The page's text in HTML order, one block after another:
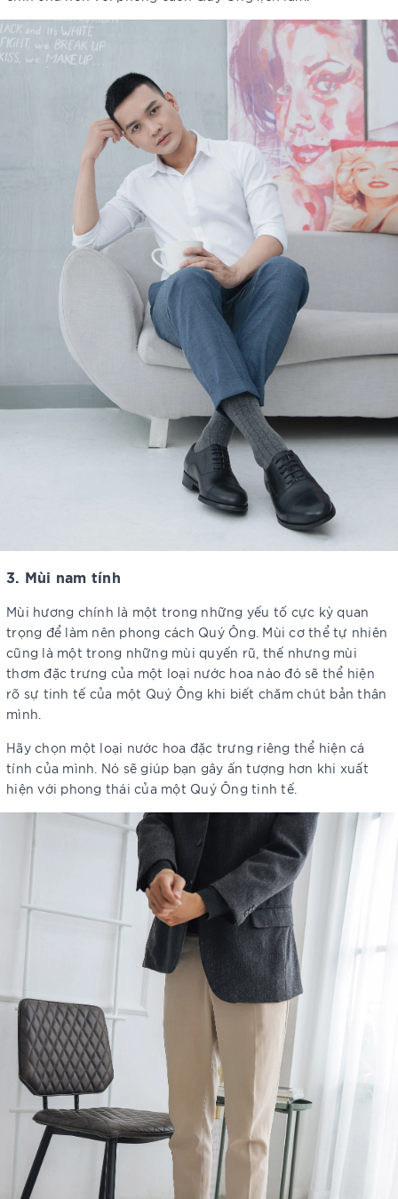
3. Mùi nam tính
Mùi hương chính là một trong những yếu tố cực kỳ quan
trọng để làm nên phong cách Quý Ông. Mùi cơ thể tự nhiên
cũng là một trong những mùi quyến rũ, thế nhưng mùi
thơm đặc trưng của một loại nước hoa nào đó sẽ thể hiện
rõ sự tinh tế của một Quý Ông khi biết chăm chút bản thân
mình.
Hãy chọn một loại nước hoa đặc trưng riêng thể hiện cá
tính của mình. Nó sẽ giúp bạn gây ấn tượng hơn khi xuất
hiện với phong thái của một Quý Ông tinh tế.